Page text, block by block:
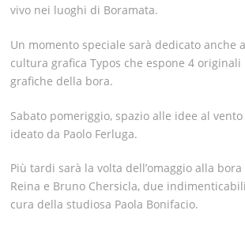
vivo nei luoghi di Boramata.
Un momento speciale sarà dedicato anche
cultura grafica Typos che espone 4
grafiche della bora.
Sabato pomeriggio, spazio alle idee al
ideato da Paolo Ferluga.
Più tardi sarà la volta dell’omaggio alla
Reina e Bruno Chersicla, due
cura della studiosa Paola Bonifacio.